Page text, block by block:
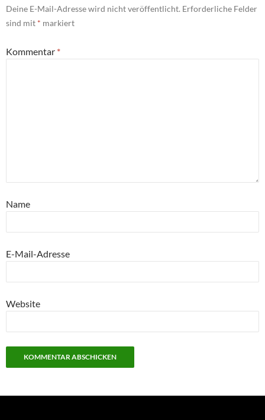
Deine E-Mail-Adresse wird nicht veröffentlicht. Erforderliche Felder
sind mit * markiert
Kommentar *
Name
E-Mail-Adresse
Website